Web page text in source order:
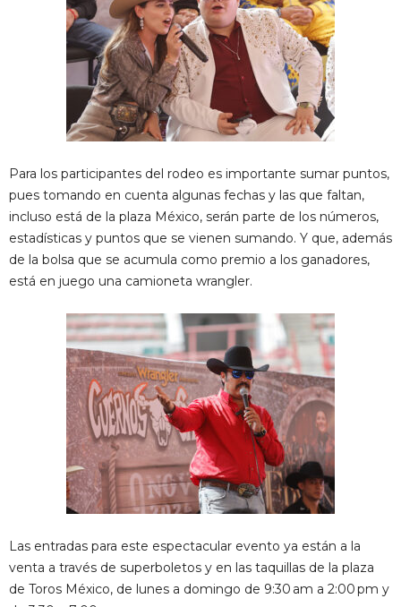
Para los participantes del rodeo es importante sumar puntos,
pues tomando en cuenta algunas fechas y las que faltan,
incluso está de la plaza México, serán parte de los números,
estadísticas y puntos que se vienen sumando. Y que, además
de la bolsa que se acumula como premio a los ganadores,
está en juego una camioneta wrangler.
Las entradas para este espectacular evento ya están a la
venta a través de superboletos y en las taquillas de la plaza
de Toros México, de lunes a domingo de 9:30 am a 2:00 pm y